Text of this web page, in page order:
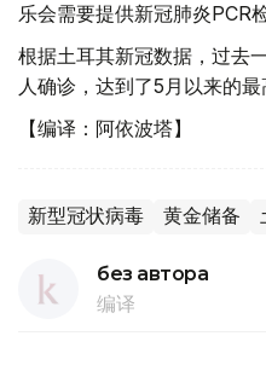
乐会需要提供新冠肺炎PCR
根据土耳其新冠数据，过去
人确诊，达到了5月以来的最
【编译：阿依波塔】
新型冠状病毒 黄金储备
без автора
编译